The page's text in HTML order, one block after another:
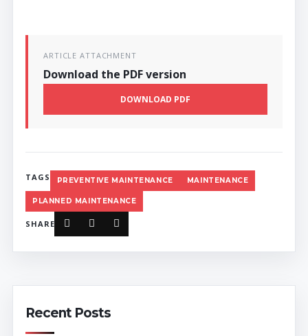
ARTICLE ATTACHMENT
Download the PDF version
DOWNLOAD PDF
TAGS PREVENTIVE MAINTENANCE MAINTENANCE
PLANNED MAINTENANCE
SHARE
Recent Posts